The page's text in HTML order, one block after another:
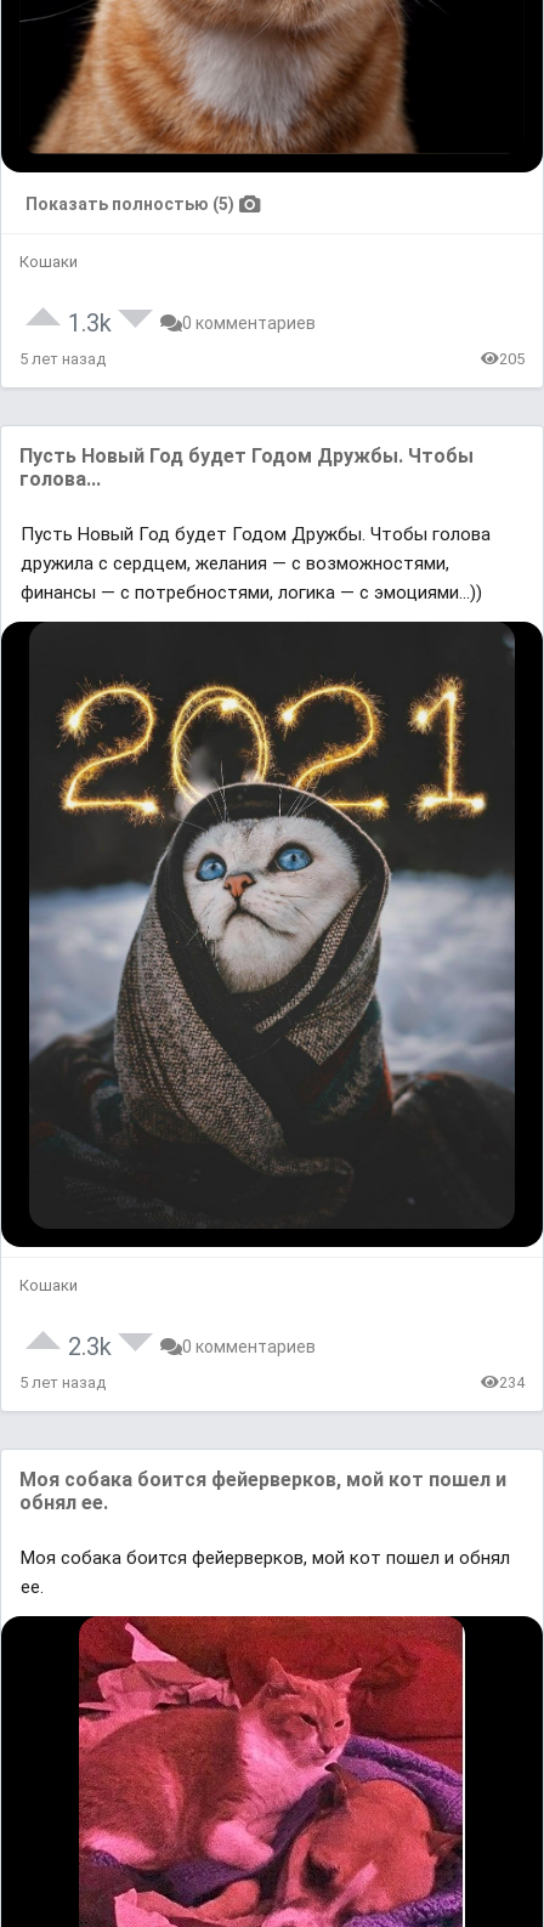
Показать полностью (5)
Кошаки
1.3k 0 комментариев
5 лет назад 205
Пусть Новый Год будет Годом Дружбы. Чтобы
голова...
Пусть Новый Год будет Годом Дружбы. Чтобы голова
дружила с сердцем, желания — с возможностями,
финансы — с потребностями, логика — с эмоциями...))
Кошаки
2.3k 0 комментариев
5 лет назад 234
Моя собака боится фейерверков, мой кот пошел и
обнял ее.
Моя собака боится фейерверков, мой кот пошел и обнял
ее.